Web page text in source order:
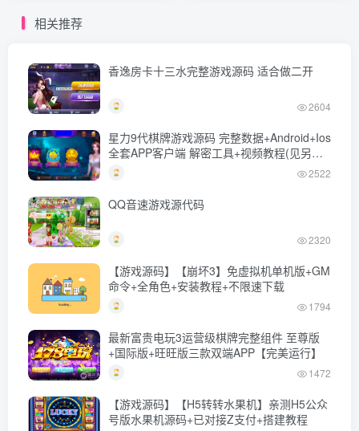
建教程
相关推荐
香逸房卡十三水完整游戏源码 适合做二开
2604
星力9代棋牌游戏源码 完整数据+Android+Ios
全套APP客户端 解密工具+视频教程(见另个
链接)
2522
QQ音速游戏源代码
2320
【游戏源码】【崩坏3】免虚拟机单机版+GM
命令+全角色+安装教程+不限速下载
1794
最新富贵电玩3运营级棋牌完整组件 至尊版
+国际版+旺旺版三款双端APP【完美运行】
1472
【游戏源码】【H5转转水果机】亲测H5公众
号版水果机源码+已对接Z支付+搭建教程